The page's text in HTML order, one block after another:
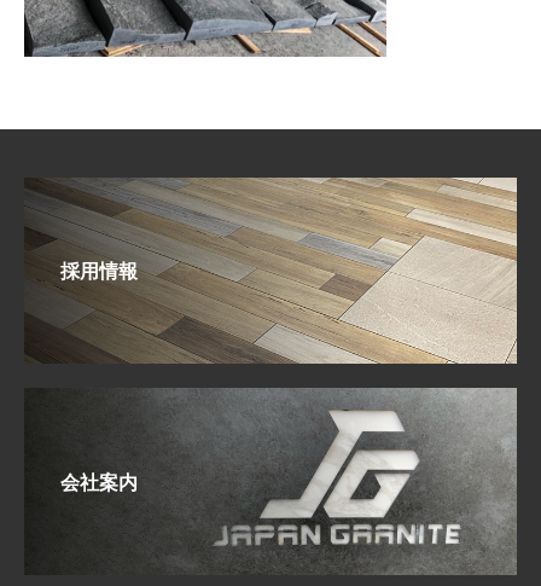
採用情報
会社案内